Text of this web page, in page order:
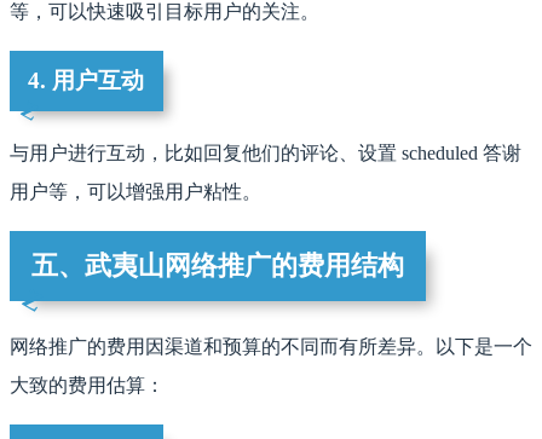
等，可以快速吸引目标用户的关注。
4. 用户互动
与用户进行互动，比如回复他们的评论、设置 scheduled 答谢
用户等，可以增强用户粘性。
五、武夷山网络推广的费用结构
网络推广的费用因渠道和预算的不同而有所差异。以下是一个
大致的费用估算：